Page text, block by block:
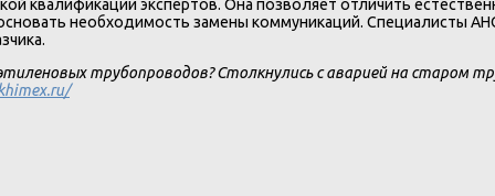
квалификации экспертов. Она позволяет отличить
необходимость замены коммуникаций. Специалисты
трубопроводов? Столкнулись с аварией на старом